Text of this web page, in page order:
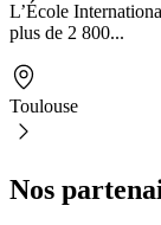
L’École
plus de 2 800...
Toulouse
Nos